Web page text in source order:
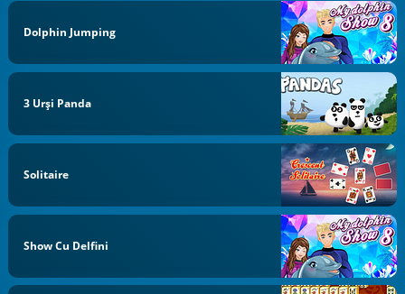
Dolphin Jumping
3 Urși Panda
Solitaire
Show Cu Delfini